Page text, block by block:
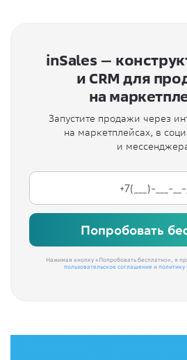
inSales —
и CRM для
на
Запустите продажи через
на маркетплейсах, в
и
Попробовать
Нажимая кнопку «Попробовать бесплатно», я
пользовательское соглашение и политику